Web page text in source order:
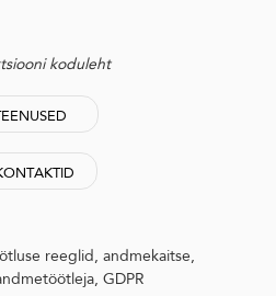
koduleht
reeglid, andmekaitse,
GDPR